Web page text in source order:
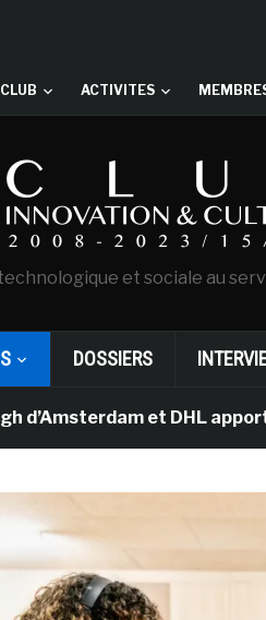
ACTIVITES
et sociale au
DOSSIERS
et DHL apportent